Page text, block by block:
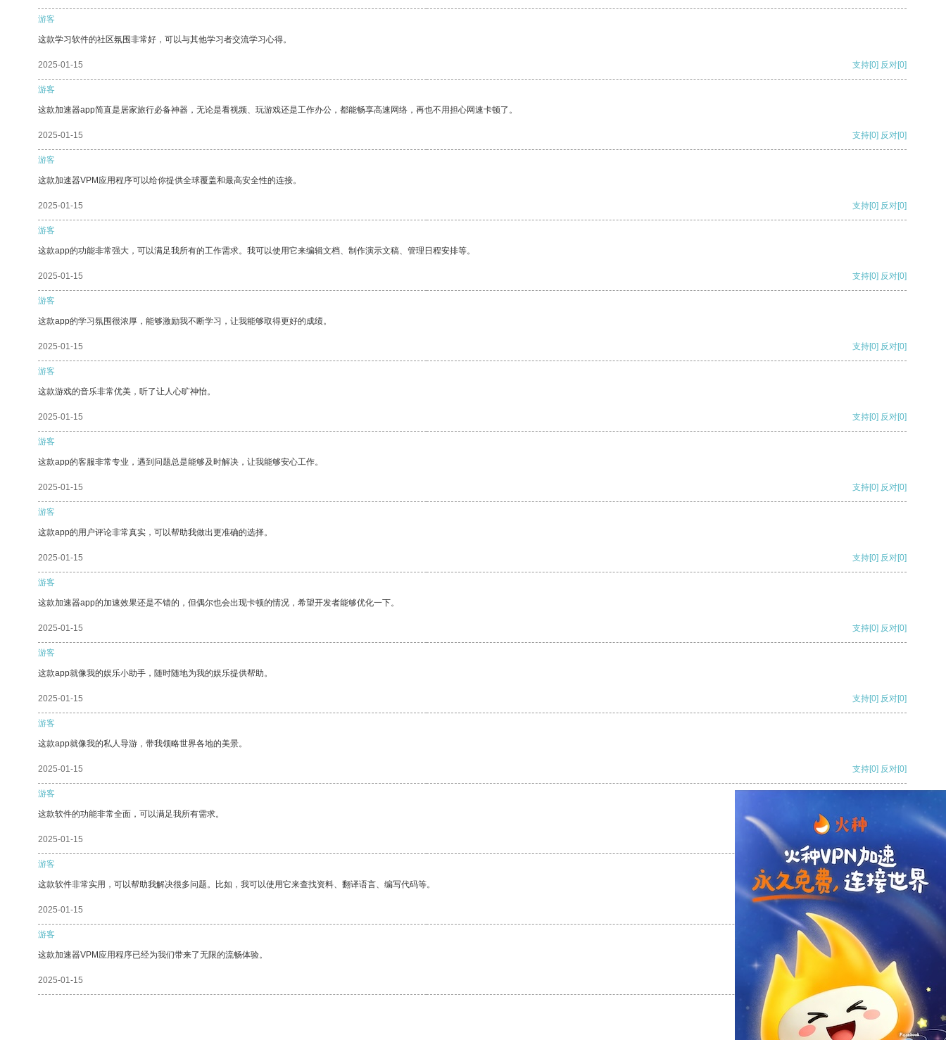
游客
这款学习软件的社区氛围非常好，可以与其他学习者交流学习心得。
2025-01-15 支持[0] 反对[0]
游客
这款加速器app简直是居家旅行必备神器，无论是看视频、玩游戏还是工作办公，都能畅享高速网络，再也不用担心网速卡顿了。
2025-01-15 支持[0] 反对[0]
游客
这款加速器VPM应用程序可以给你提供全球覆盖和最高安全性的连接。
2025-01-15 支持[0] 反对[0]
游客
这款app的功能非常强大，可以满足我所有的工作需求。我可以使用它来编辑文档、制作演示文稿、管理日程安排等。
2025-01-15 支持[0] 反对[0]
游客
这款app的学习氛围很浓厚，能够激励我不断学习，让我能够取得更好的成绩。
2025-01-15 支持[0] 反对[0]
游客
这款游戏的音乐非常优美，听了让人心旷神怡。
2025-01-15 支持[0] 反对[0]
游客
这款app的客服非常专业，遇到问题总是能够及时解决，让我能够安心工作。
2025-01-15 支持[0] 反对[0]
游客
这款app的用户评论非常真实，可以帮助我做出更准确的选择。
2025-01-15 支持[0] 反对[0]
游客
这款加速器app的加速效果还是不错的，但偶尔也会出现卡顿的情况，希望开发者能够优化一下。
2025-01-15 支持[0] 反对[0]
游客
这款app就像我的娱乐小助手，随时随地为我的娱乐提供帮助。
2025-01-15 支持[0] 反对[0]
游客
这款app就像我的私人导游，带我领略世界各地的美景。
2025-01-15 支持[0] 反对[0]
游客
这款软件的功能非常全面，可以满足我所有需求。
2025-01-15
游客
这款软件非常实用，可以帮助我解决很多问题。比如，我可以使用它来查找资料、翻译语言、编写代码等。
2025-01-15 反对
游客
这款加速器VPM应用程序已经为我们带来了无限的流畅体验。
2025-01-15 反对[0]